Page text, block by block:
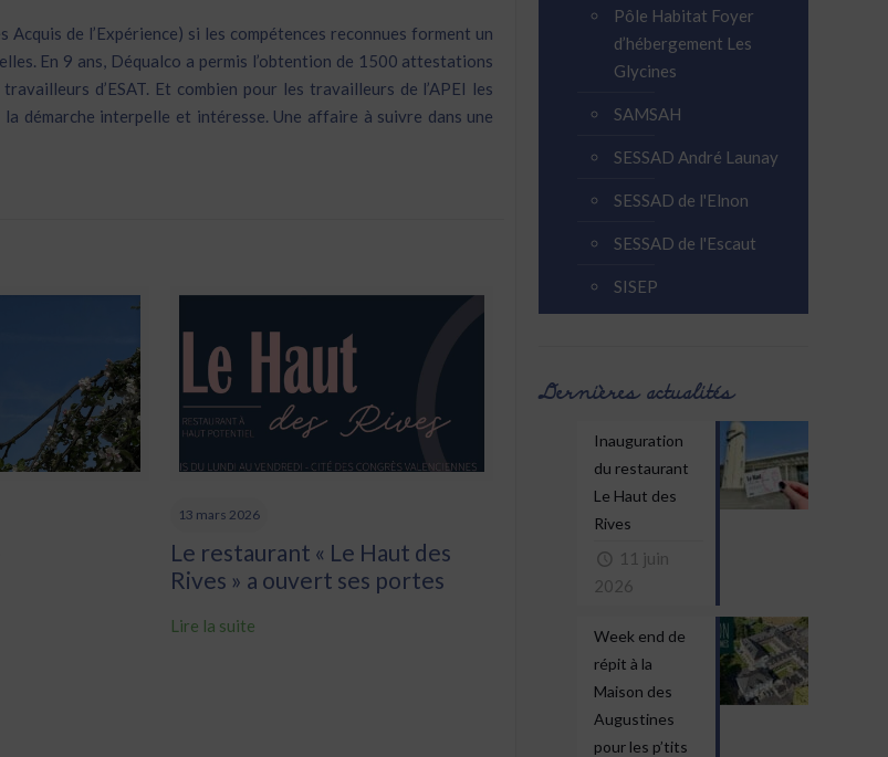
Acquis de l’Expérience) si les compétences reconnues forment un
En 9 ans, Déqualco a permis l’obtention de 1500 attestations
d’ESAT. Et combien pour les travailleurs de l’APEI les
démarche interpelle et intéresse. Une affaire à suivre dans une
13 mars 2026
Le restaurant « Le Haut des
Rives » a ouvert ses portes
Lire la suite
Pôle Habitat Foyer
d’hébergement Les
Glycines
SAMSAH
SESSAD André Launay
SESSAD de l'Elnon
SESSAD de l'Escaut
SISEP
Dernières actualités
Inauguration
du restaurant
Le Haut des
Rives
11 juin
2026
Week end de
répit à la
Maison des
Augustines
pour les p’tits